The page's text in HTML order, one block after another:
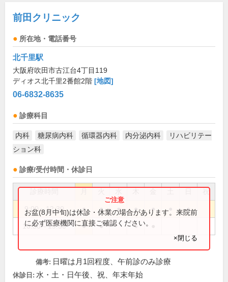
前田クリニック
所在地・電話番号
北千里駅
大阪府吹田市古江台4丁目119
ディオス北千里2番館2階 [地図]
06-6832-8635
診療科目
内科 糖尿病内科 循環器内科 内分泌内科
リハビリテー
ション科
診療/受付時間・休診日
祝
9:00～12:30 ● ● ● ● ● ●
16:30～19:30 ● ● ●
お盆(8月中旬)は休診・休業の場合があります。来院前
に必ず医療機関に直接ご確認ください。
×閉じる
備考: 日曜は月1回程度、午前診のみ診療
休診日: 水・土・日午後、祝、年末年始